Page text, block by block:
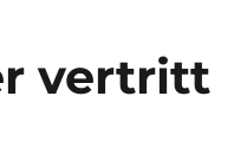
vertritt